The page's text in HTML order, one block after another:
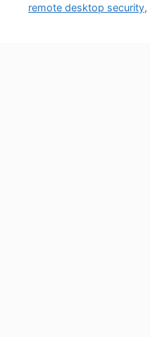
remote desktop security,